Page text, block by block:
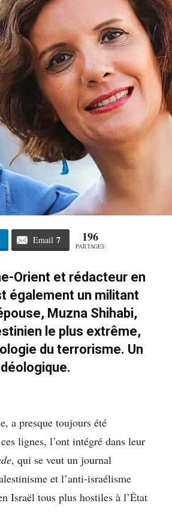
Email 7 196
PARTAGES
Orient et rédacteur en
également un militant
Muzna Shihabi,
le plus extrême,
du terrorisme. Un
a presque toujours été
lignes, l’ont intégré dans leur
, qui se veut un journal
et l’anti-israélisme
Israël tous plus hostiles à l’État